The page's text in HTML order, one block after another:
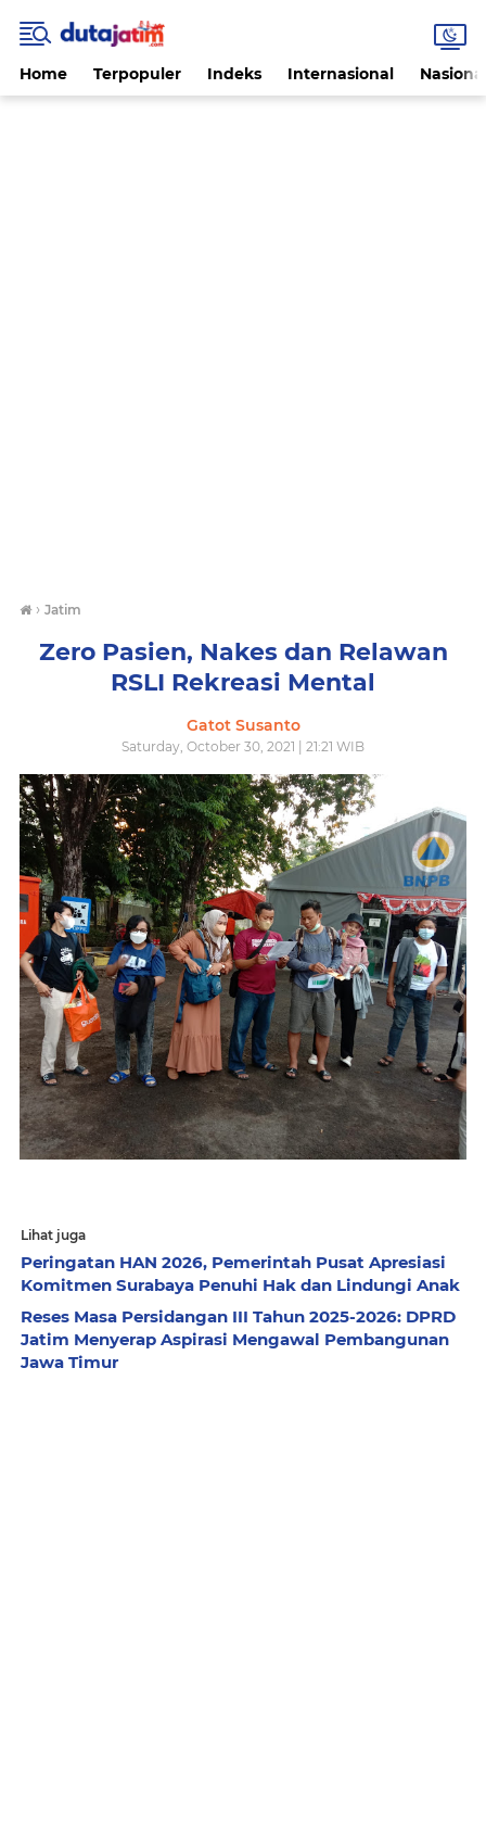
Home Terpopuler Indeks Internasional
› Jatim
Zero Pasien, Nakes dan Relawan
RSLI Rekreasi Mental
Gatot Susanto
Saturday, October 30, 2021 | 21:21 WIB
Lihat juga
Peringatan HAN 2026, Pemerintah Pusat Apresiasi
Komitmen Surabaya Penuhi Hak dan Lindungi Anak
Reses Masa Persidangan III Tahun 2025-2026: DPRD
Jatim Menyerap Aspirasi Mengawal Pembangunan
Jawa Timur